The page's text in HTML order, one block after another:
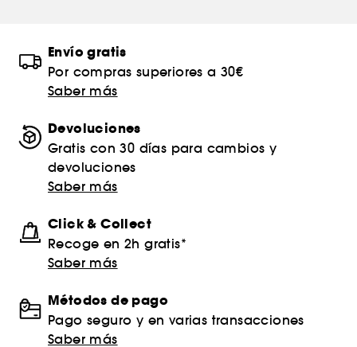
Envío gratis
Por compras superiores a 30€
Saber más
Devoluciones
Gratis con 30 días para cambios y
devoluciones
Saber más
Click & Collect
Recoge en 2h gratis*
Saber más
Métodos de pago
Pago seguro y en varias transacciones
Saber más